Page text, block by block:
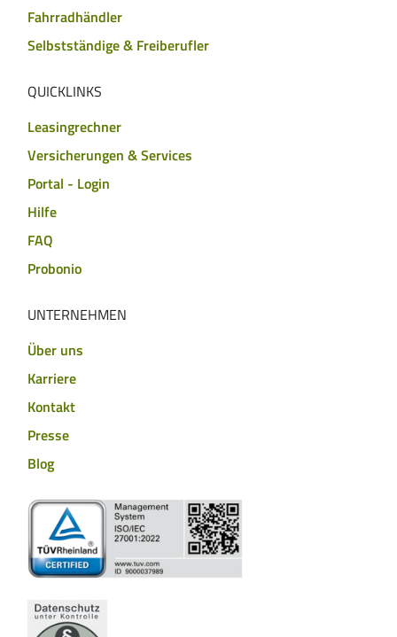
Fahrradhändler
Selbstständige & Freiberufler
QUICKLINKS
Leasingrechner
Versicherungen & Services
Portal - Login
Hilfe
FAQ
Probonio
UNTERNEHMEN
Über uns
Karriere
Kontakt
Presse
Blog